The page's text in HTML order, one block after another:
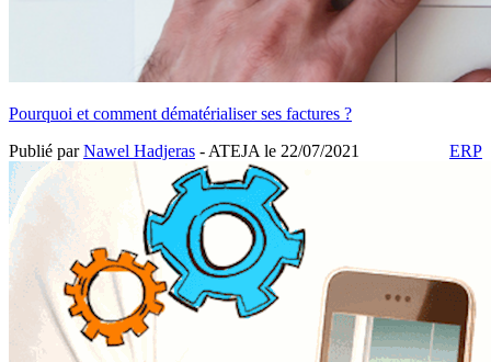
Pourquoi et comment dématérialiser ses factures ?
ERP
Publié parNawel Hadjeras - ATEJA le 22/07/2021